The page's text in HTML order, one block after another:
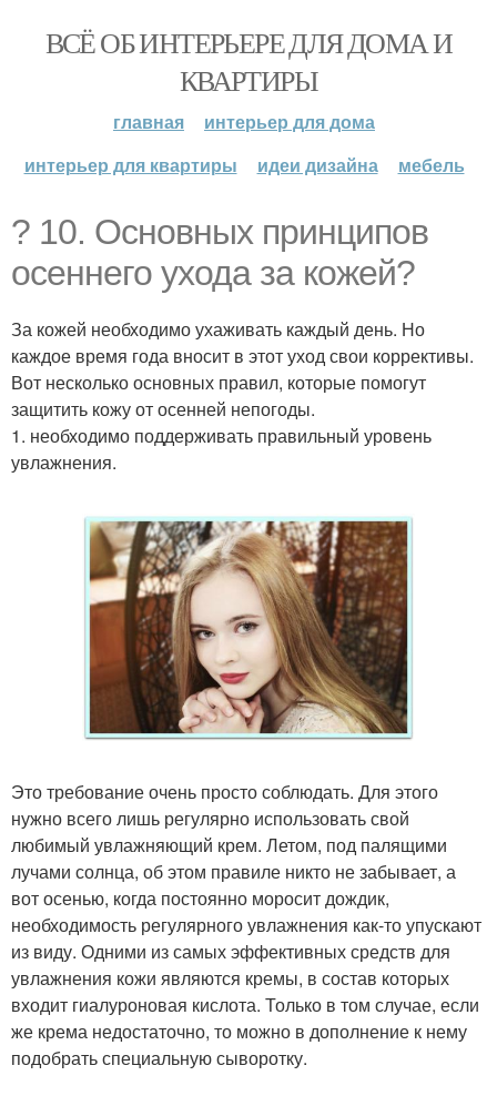
ВСЁ ОБ ИНТЕРЬЕРЕ ДЛЯ ДОМА И
КВАРТИРЫ
главная
интерьер для дома
интерьер для квартиры
идеи дизайна мебель
? 10. Основных принципов
осеннего ухода за кожей?
За кожей необходимо ухаживать каждый день. Но
каждое время года вносит в этот уход свои коррективы.
Вот несколько основных правил, которые помогут
защитить кожу от осенней непогоды.
1. необходимо поддерживать правильный уровень
увлажнения.
Это требование очень просто соблюдать. Для этого
нужно всего лишь регулярно использовать свой
любимый увлажняющий крем. Летом, под палящими
лучами солнца, об этом правиле никто не забывает, а
вот осенью, когда постоянно моросит дождик,
необходимость регулярного увлажнения как-то упускают
из виду. Одними из самых эффективных средств для
увлажнения кожи являются кремы, в состав которых
входит гиалуроновая кислота. Только в том случае, если
же крема недостаточно, то можно в дополнение к нему
подобрать специальную сыворотку.